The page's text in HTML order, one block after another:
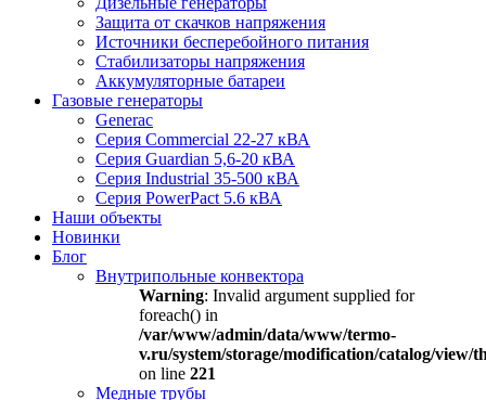
Защита от скачков напряжения
Источники бесперебойного питания
Стабилизаторы напряжения
Аккумуляторные батареи
Газовые генераторы
Generac
Серия Commercial 22-27 кВА
Серия Guardian 5,6-20 кВА
Серия Industrial 35-500 кВА
Серия PowerPact 5.6 кВА
Наши объекты
Новинки
Блог
Внутрипольные конвектора
Warning: Invalid argument supplied for
foreach() in
/var/www/admin/data/www/termo-
v.ru/system/storage/modification/catalog/view/
on line 221
Медные трубы